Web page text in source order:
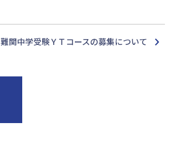
難関中学受験ＹＴコースの募集について